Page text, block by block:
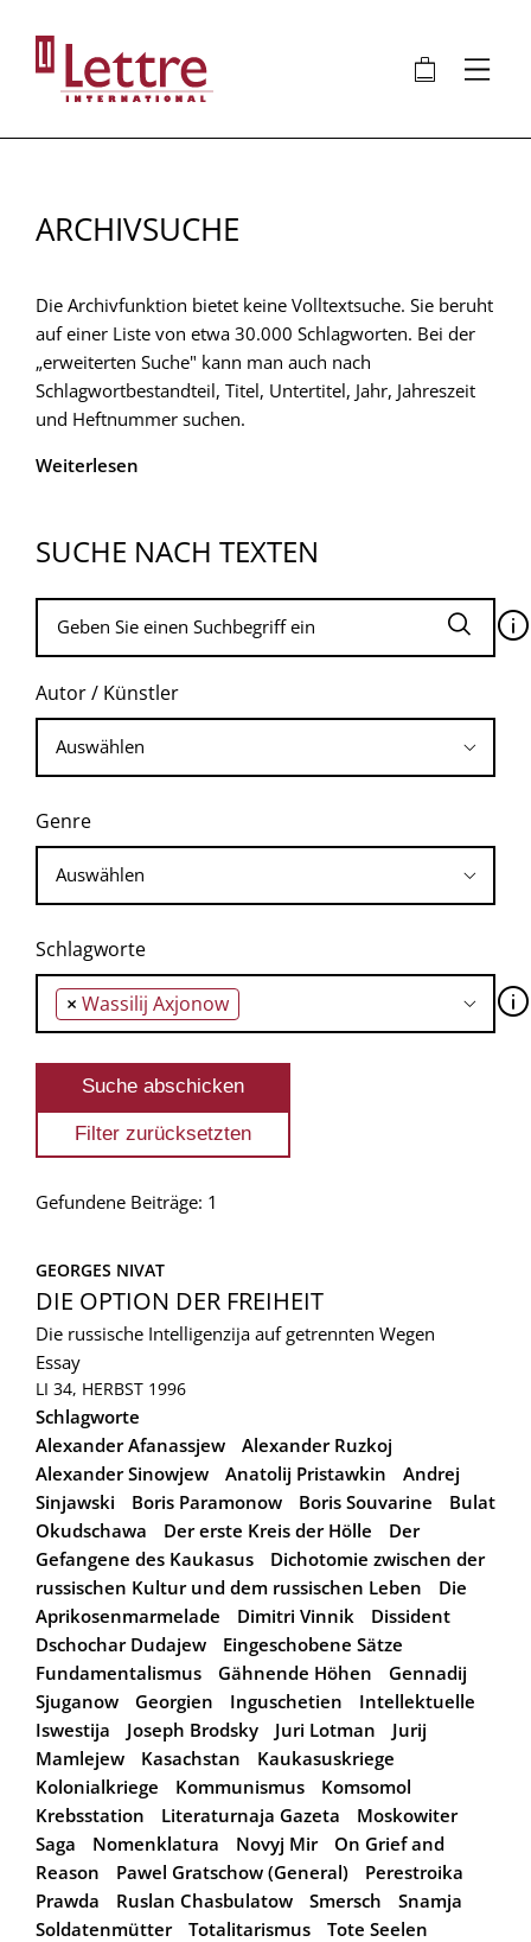
Inhalt
🛍 ⋮
ARCHIVSUCHE
Die Archivfunktion bietet keine Volltextsuche. Sie beruht
auf einer Liste von etwa 30.000 Schlagworten. Bei der
„erweiterten Suche" kann man auch nach
Schlagwortbestandteil, Titel, Untertitel, Jahr, Jahreszeit
und Heftnummer suchen.
Weiterlesen
SUCHE NACH TEXTEN
🛈
Autor / Künstler
Genre
Schlagworte
× Wassilij Axjonow 🛈
Gefundene Beiträge: 1
GEORGES NIVAT
DIE OPTION DER FREIHEIT
Die russische Intelligenzija auf getrennten Wegen
Essay
LI 34, HERBST 1996
Schlagworte
Alexander Afanassjew
Alexander Ruzkoj
Alexander Sinowjew
Anatolij Pristawkin
Andrej
Sinjawski
Boris Paramonow Boris Souvarine
Bulat
Okudschawa
Der erste Kreis der Hölle
Der
Gefangene des Kaukasus
Dichotomie zwischen der
russischen Kultur und dem russischen Leben
Die
Aprikosenmarmelade
Dimitri Vinnik
Dissident
Dschochar Dudajew
Eingeschobene Sätze
Fundamentalismus
Gähnende Höhen
Gennadij
Sjuganow
Georgien Inguschetien
Intellektuelle
Iswestija
Joseph Brodsky Juri Lotman
Jurij
Mamlejew
Kasachstan
Kaukasuskriege
Kolonialkriege
Kommunismus
Komsomol
Krebsstation
Literaturnaja Gazeta
Moskowiter
Saga
Nomenklatura Novyj Mir
On Grief and
Reason
Pawel Gratschow (General)
Perestroika
Prawda
Ruslan Chasbulatow Smersch
Snamja
Soldatenmütter
Totalitarismus
Tote Seelen